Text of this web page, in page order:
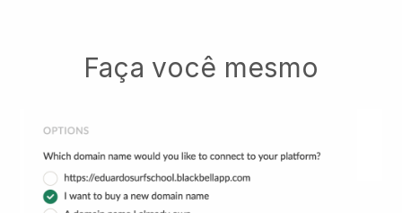
Faça você mesmo